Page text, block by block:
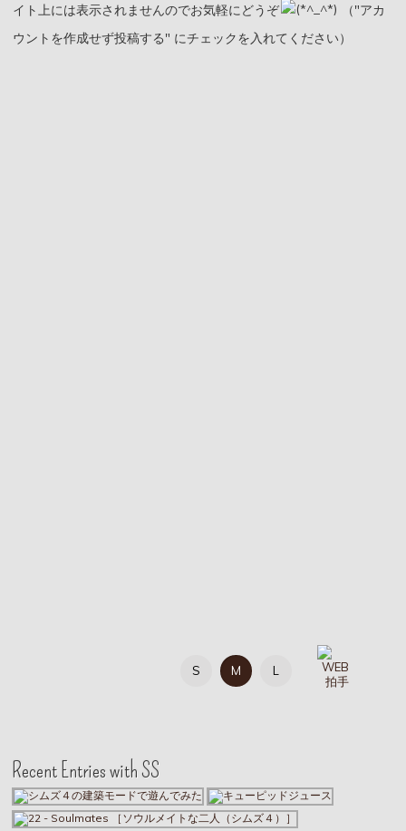
イト上には表示されませんのでお気軽にどうぞ
（"アカ
ウントを作成せず投稿する" にチェックを入れてください）
S M L
Recent Entries with SS